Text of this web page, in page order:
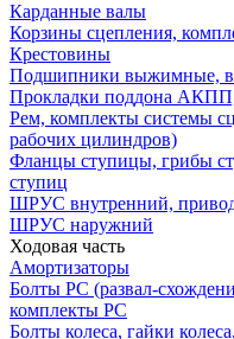
Карданные валы
Корзины сцепления,
Крестовины
Подшипники выжимные,
Прокладки поддона АКПП,
Рем, комплекты системы
рабочих цилиндров)
Фланцы ступицы, грибы
ступиц
ШРУС внутренний,
ШРУС наружний
Ходовая часть
Амортизаторы
Болты РС (развал-
комплекты РС
Болты колеса, гайки